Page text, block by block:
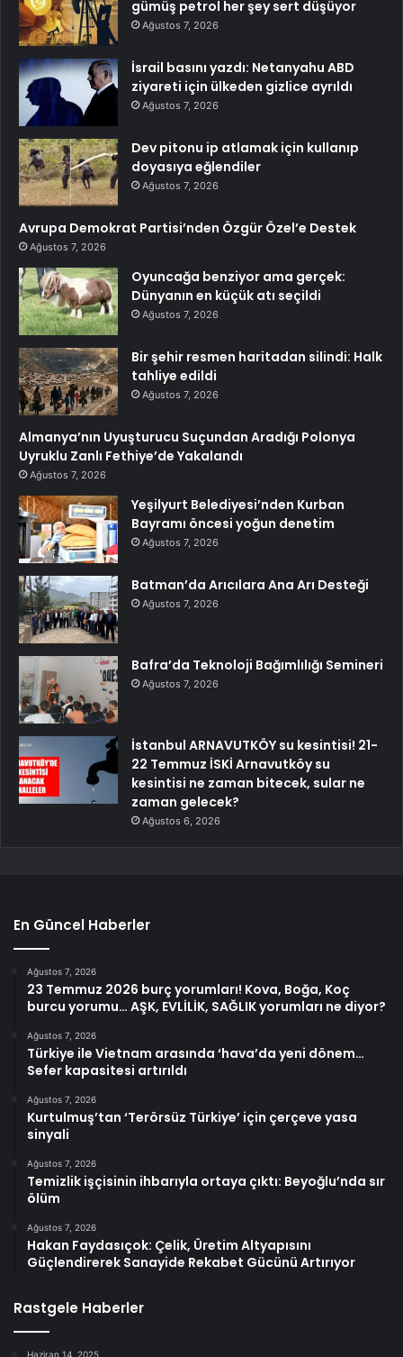
gümüş petrol her şey sert düşüyor
Ağustos 7, 2026
İsrail basını yazdı: Netanyahu ABD
ziyareti için ülkeden gizlice ayrıldı
Ağustos 7, 2026
Dev pitonu ip atlamak için kullanıp
doyasıya eğlendiler
Ağustos 7, 2026
Avrupa Demokrat Partisi’nden Özgür Özel’e Destek
Ağustos 7, 2026
Oyuncağa benziyor ama gerçek:
Dünyanın en küçük atı seçildi
Ağustos 7, 2026
Bir şehir resmen haritadan silindi: Halk
tahliye edildi
Ağustos 7, 2026
Almanya’nın Uyuşturucu Suçundan Aradığı Polonya
Uyruklu Zanlı Fethiye’de Yakalandı
Ağustos 7, 2026
Yeşilyurt Belediyesi’nden Kurban
Bayramı öncesi yoğun denetim
Ağustos 7, 2026
Batman’da Arıcılara Ana Arı Desteği
Ağustos 7, 2026
Bafra’da Teknoloji Bağımlılığı Semineri
Ağustos 7, 2026
İstanbul ARNAVUTKÖY su kesintisi! 21-
22 Temmuz İSKİ Arnavutköy su
kesintisi ne zaman bitecek, sular ne
zaman gelecek?
Ağustos 6, 2026
En Güncel Haberler
Ağustos 7, 2026
23 Temmuz 2026 burç yorumları! Kova, Boğa, Koç
burcu yorumu… AŞK, EVLİLİK, SAĞLIK yorumları ne diyor?
Ağustos 7, 2026
Türkiye ile Vietnam arasında ‘hava’da yeni dönem…
Sefer kapasitesi artırıldı
Ağustos 7, 2026
Kurtulmuş’tan ‘Terörsüz Türkiye’ için çerçeve yasa
sinyali
Ağustos 7, 2026
Temizlik işçisinin ihbarıyla ortaya çıktı: Beyoğlu’nda sır
ölüm
Ağustos 7, 2026
Hakan Faydasıçok: Çelik, Üretim Altyapısını
Güçlendirerek Sanayide Rekabet Gücünü Artırıyor
Rastgele Haberler
Haziran 14, 2025